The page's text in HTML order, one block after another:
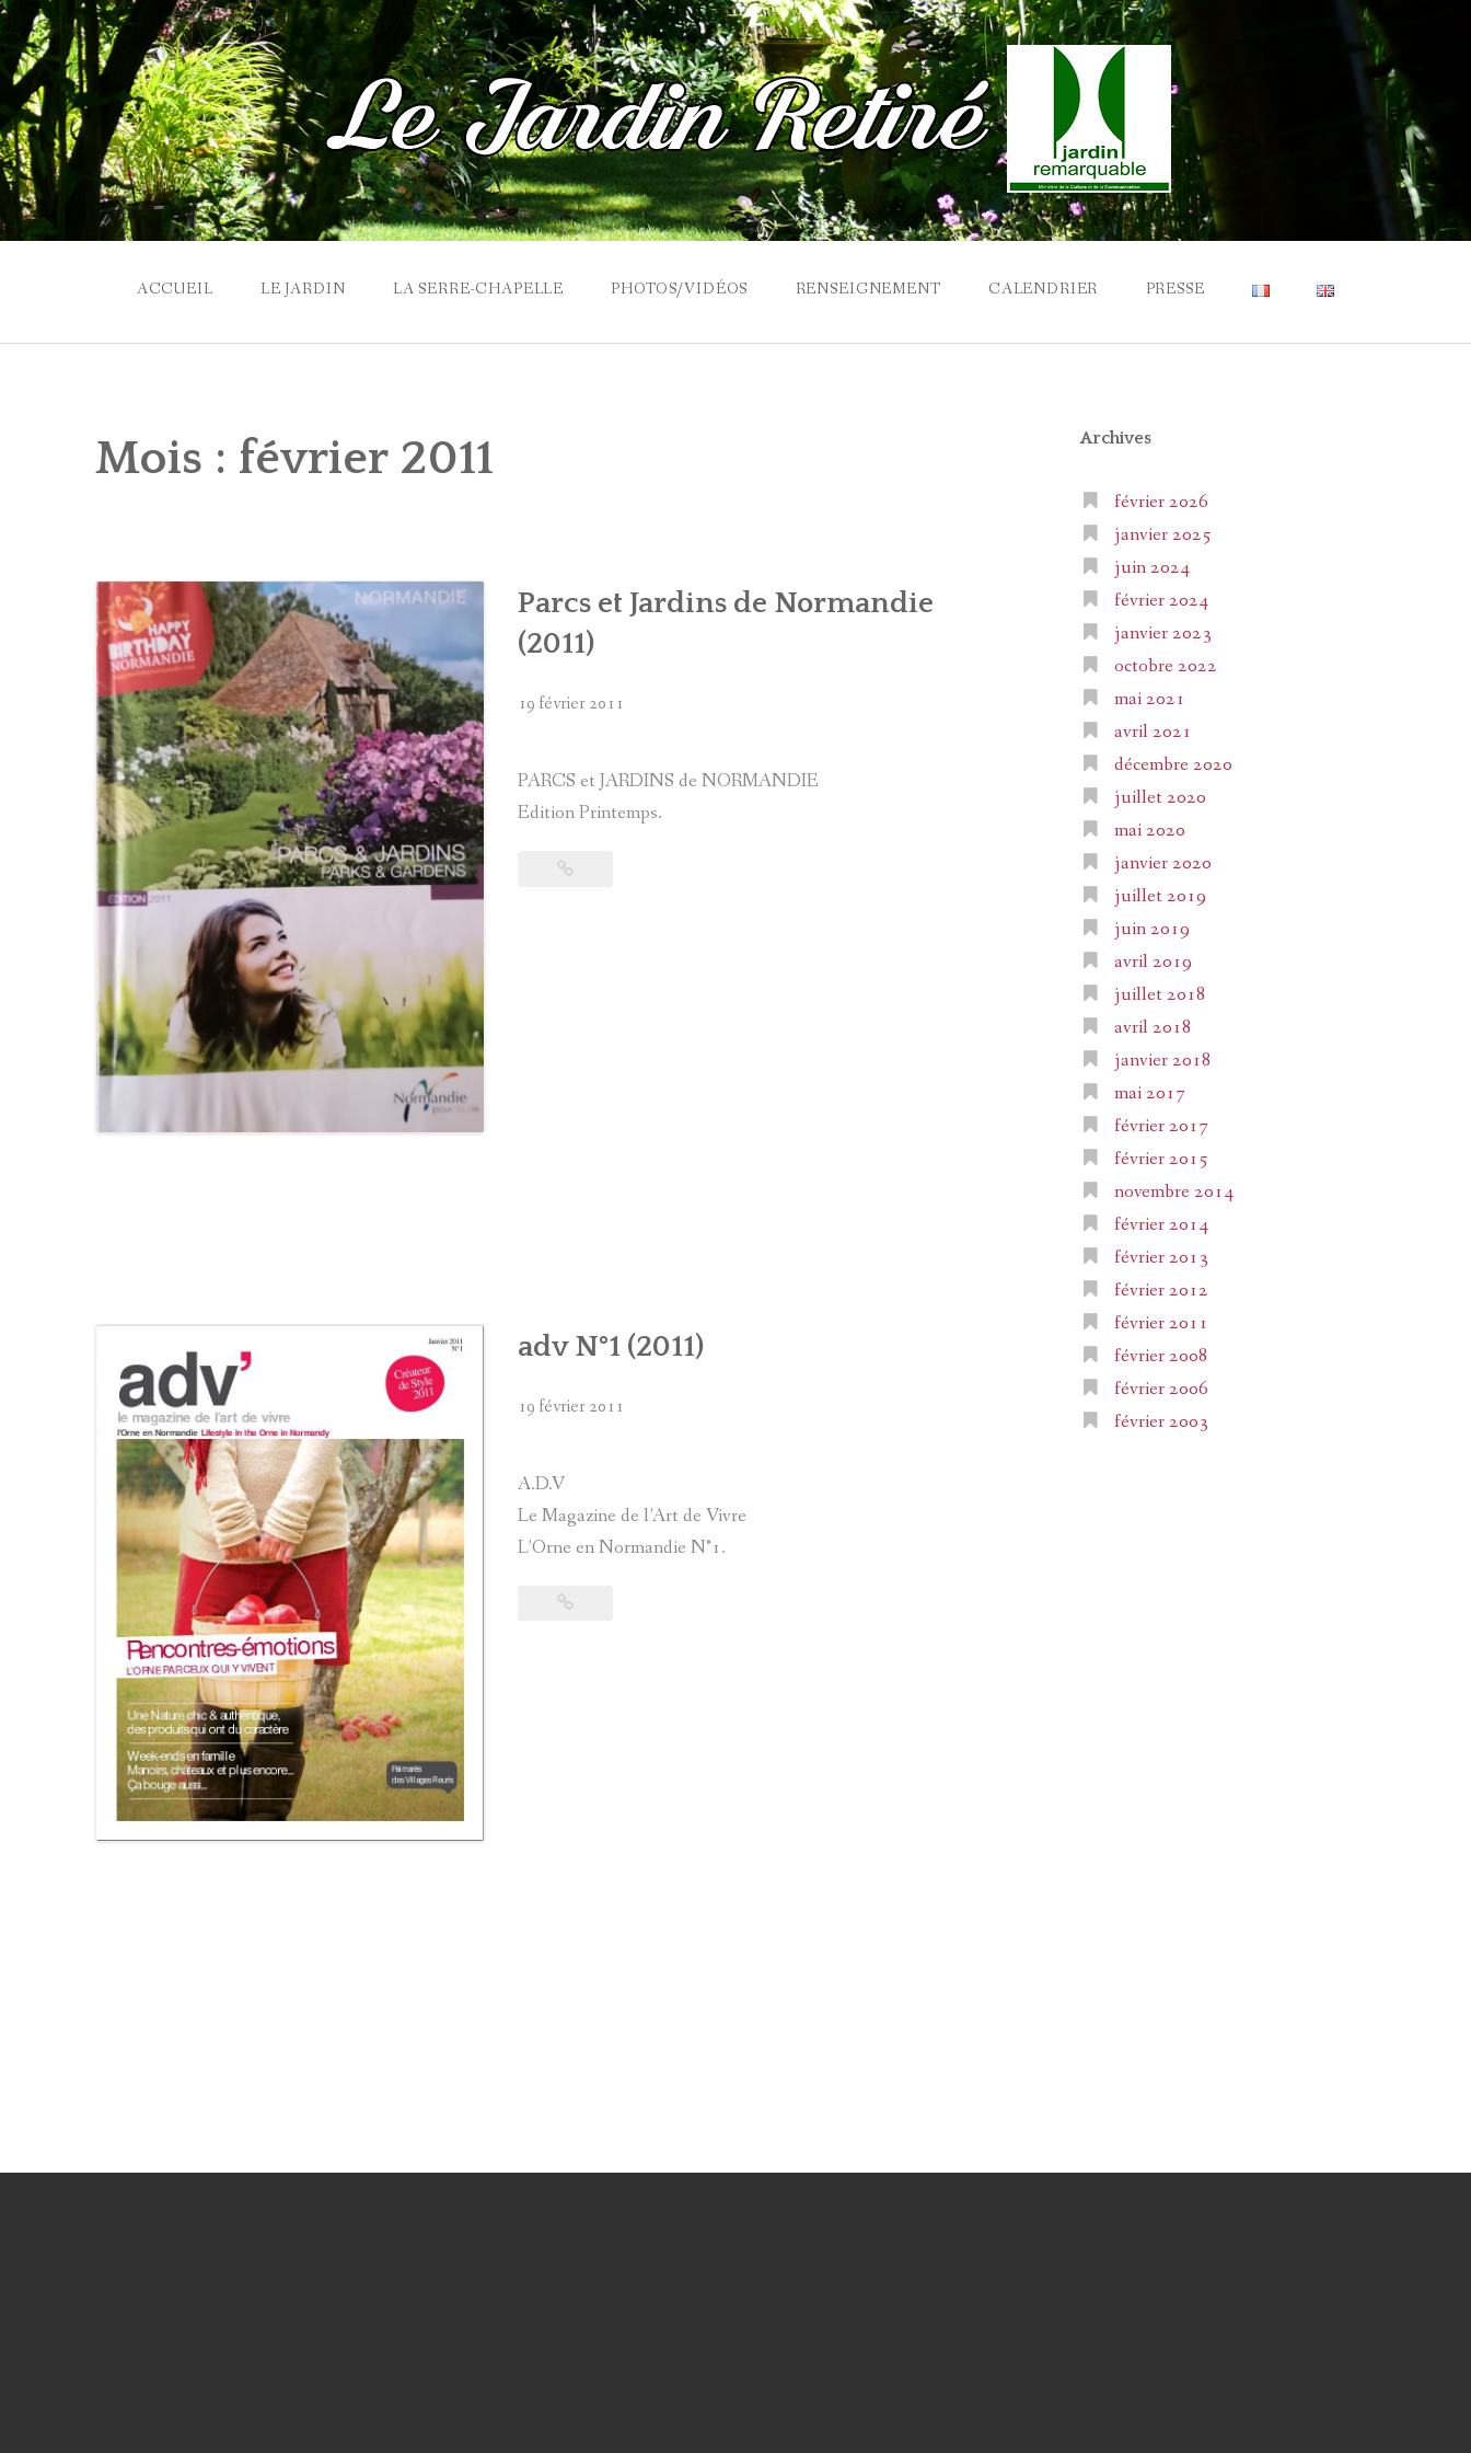
Skip
to
content
ACCUEIL LE JARDIN LA SERRE-CHAPELLE PHOTOS/VIDÉOS RENSEIGNEMENT CALENDRIER PRESSE
Mois : février 2011
Parcs et Jardins de Normandie
(2011)
19 février 2011
PARCS et JARDINS de NORMANDIE
Edition Printemps.
adv N°1 (2011)
19 février 2011
A.D.V
Le Magazine de l’Art de Vivre
L’Orne en Normandie N°1.
Archives
février 2026
janvier 2025
juin 2024
février 2024
janvier 2023
octobre 2022
mai 2021
avril 2021
décembre 2020
juillet 2020
mai 2020
janvier 2020
juillet 2019
juin 2019
avril 2019
juillet 2018
avril 2018
janvier 2018
mai 2017
février 2017
février 2015
novembre 2014
février 2014
février 2013
février 2012
février 2011
février 2008
février 2006
février 2003